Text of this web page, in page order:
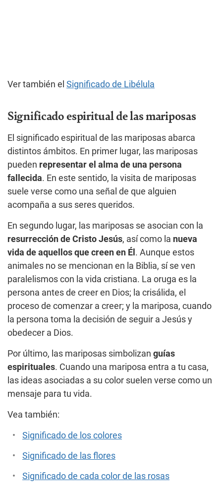
Ver también el Significado de Libélula
Significado espiritual de las mariposas
El significado espiritual de las mariposas abarca
distintos ámbitos. En primer lugar, las mariposas
pueden representar el alma de una persona
fallecida. En este sentido, la visita de mariposas
suele verse como una señal de que alguien
acompaña a sus seres queridos.
En segundo lugar, las mariposas se asocian con la
resurrección de Cristo Jesús, así como la nueva
vida de aquellos que creen en Él . Aunque estos
animales no se mencionan en la Biblia, sí se ven
paralelismos con la vida cristiana. La oruga es la
persona antes de creer en Dios; la crisálida, el
proceso de comenzar a creer; y la mariposa, cuando
la persona toma la decisión de seguir a Jesús y
obedecer a Dios.
Por último, las mariposas simbolizan guías
espirituales. Cuando una mariposa entra a tu casa,
las ideas asociadas a su color suelen verse como un
mensaje para tu vida.
Vea también:
Significado de los colores
Significado de las flores
Significado de cada color de las rosas